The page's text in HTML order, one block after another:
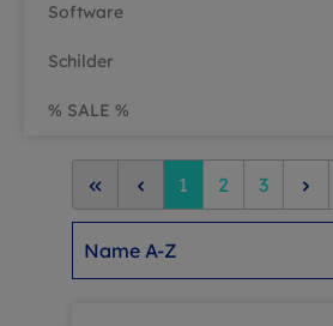
Software
Schilder
% SALE %
1 2 3